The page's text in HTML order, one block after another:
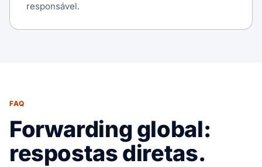
responsável.
FAQ
Forwarding global:
respostas diretas.